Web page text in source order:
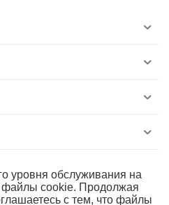
«РИОЛИС»
уровня обслуживания на
файлы cookie. Продолжая
с тем, что файлы